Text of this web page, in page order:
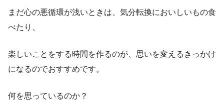
まだ心の悪循環が浅いときは、気分転換においしいもの食
べたり、
楽しいことをする時間を作るのが、思いを変えるきっかけ
になるのでおすすめです。
何を思っているのか？